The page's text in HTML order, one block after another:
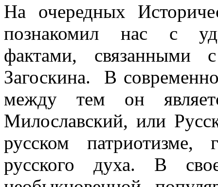
На очередных
познакомил нас с
фактами, связанными
Загоскина.
В
между тем он
Милославский, или
русском патриотизме,
русского духа. В